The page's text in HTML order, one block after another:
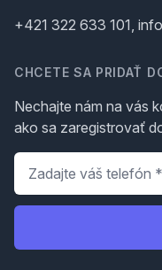
+421 322 633 101,
CHCETE SA PRIDAŤ
Nechajte nám na vás
ako sa zaregistrovať
Telefón